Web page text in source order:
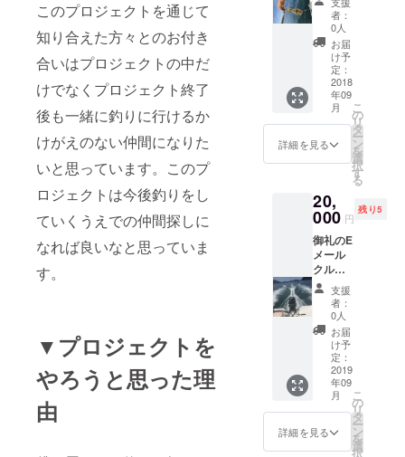
このプロジェクトを通じて
知り合えた方々とのお付き
合いはプロジェクトの中だ
けでなくプロジェクト終了
後も一緒に釣りに行けるか
けがえのない仲間になりた
いと思っています。このプ
ロジェクトは今後釣りをし
ていくうえでの仲間探しに
なれば良いなと思っていま
す。
▼プロジェクトを
やろうと思った理
由
一回分
１名様
分 隔週
水曜日
出航 基
本的に
餌、道
具はご
自分で
ご用意
してい
ただき
です
が、事
前に
言って
下され
ば別途
にてご
用意し
ます。
釣行時
間は海
況、天
候にも
よりま
すが6時
間前後
になり
者：
0人
お届
け予
定：
2018
年09
月
詳細を見る
こ
の
リ
タ
ー
ン
を
選
択
す
る
20,
000 円
残り5
御礼のE
メール
クルー
ジング
チケッ
ト一回
分 小浜
湾内1時
間弱の
クルー
ジング
になり
ます 4
名様ま
で 隔週
支援
者：
0人
お届
け予
定：
2019
年09
月
詳細を見る
こ
の
リ
タ
ー
ン
を
選
択